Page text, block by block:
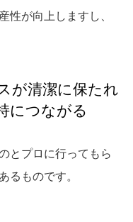
性が向上しますし、
が清潔に保たれ
につながる
とプロに行ってもら
るものです。